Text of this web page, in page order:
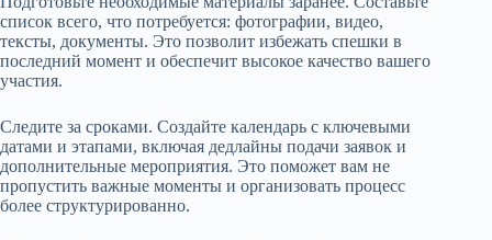
список всего, что потребуется: фотографии, видео,
тексты, документы. Это позволит избежать спешки в
последний момент и обеспечит высокое качество вашего
участия.
Следите за сроками. Создайте календарь с ключевыми
датами и этапами, включая дедлайны подачи заявок и
дополнительные мероприятия. Это поможет вам не
пропустить важные моменты и организовать процесс
более структурированно.